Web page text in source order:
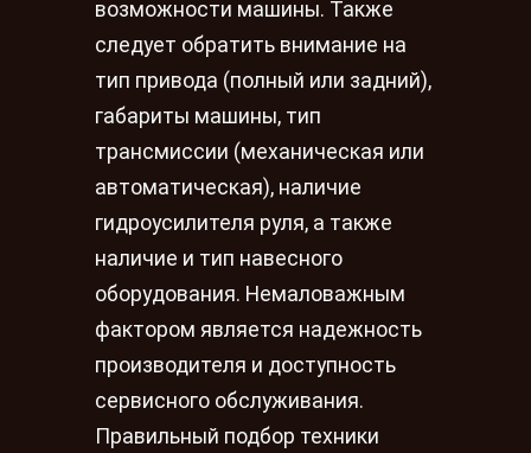
возможности машины. Также
следует обратить внимание на
тип привода (полный или задний),
габариты машины, тип
трансмиссии (механическая или
автоматическая), наличие
гидроусилителя руля, а также
наличие и тип навесного
оборудования. Немаловажным
фактором является надежность
производителя и доступность
сервисного обслуживания.
Правильный подбор техники